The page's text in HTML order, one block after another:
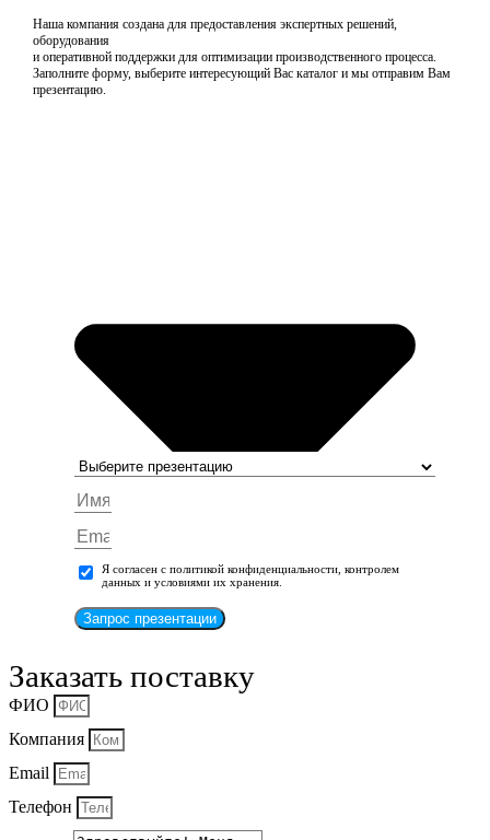
Наша компания создана для предоставления экспертных решений,
оборудования
и оперативной поддержки для оптимизации производственного процесса.
Заполните форму, выберите интересующий Вас каталог и мы отправим Вам
презентацию.
Я согласен с политикой конфиденциальности, контролем
данных и условиями их хранения.
Запрос презентации
Заказать поставку
ФИО
Компания
Email
Телефон